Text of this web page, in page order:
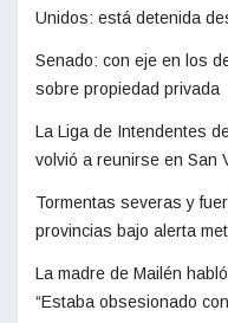
Unidos: está detenida
Senado: con eje en los
sobre propiedad privada
La Liga de Intendentes
volvió a reunirse en San
Tormentas severas y
provincias bajo alerta
La madre de Mailén
“Estaba obsesionado